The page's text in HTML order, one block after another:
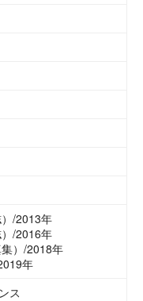
/2013年
/2016年
）/2018年
年
ス